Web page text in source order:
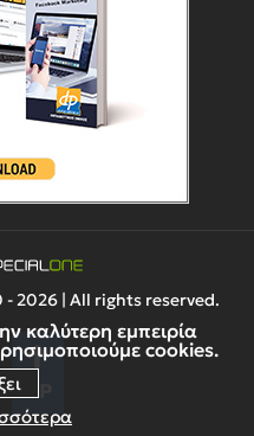
καλύτερη εμπειρία
cookies.
- 2026 | All rights reserved.
UP